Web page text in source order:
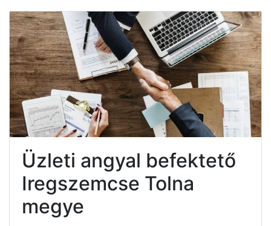
Üzleti angyal befektető
Iregszemcse Tolna
megye